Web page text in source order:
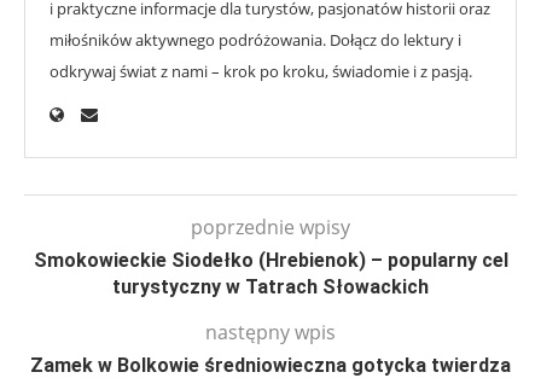
i praktyczne informacje dla turystów, pasjonatów historii oraz
miłośników aktywnego podróżowania. Dołącz do lektury i
odkrywaj świat z nami – krok po kroku, świadomie i z pasją.
poprzednie wpisy
Smokowieckie Siodełko (Hrebienok) – popularny cel
turystyczny w Tatrach Słowackich
następny wpis
Zamek w Bolkowie średniowieczna gotycka twierdza